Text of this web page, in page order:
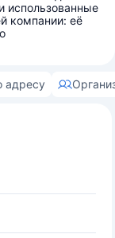
использованные
компании: её
адресу